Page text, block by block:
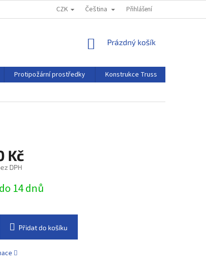
REKLAMAČNÍ ŘÁD
CZK Čeština Přihlášení
NÁKUPNÍ
Prázdný košík
Protipožární prostředky Konstrukce Truss
Kč
DPH
14 dnů
Přidat do košíku